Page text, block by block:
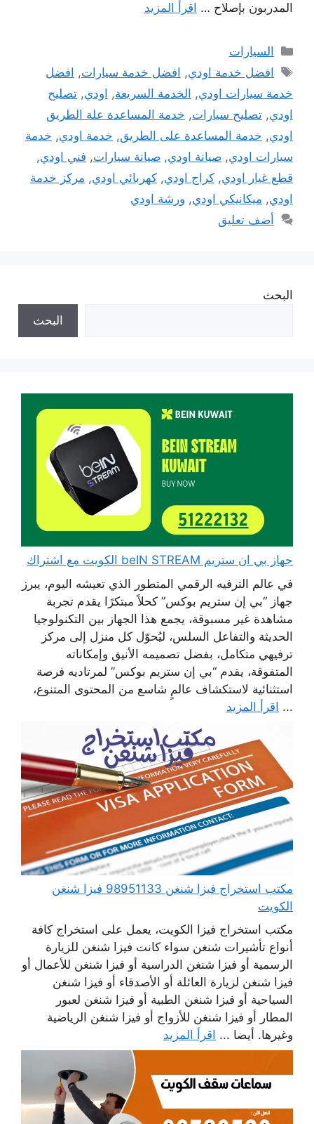
المدربون بإصلاح … اقرأ المزيد
التصنيفات
السيارات
الوسوم
افضل خدمة اودي, افضل خدمة سيارات, افضل
خدمة سيارات اودي, الخدمة السريعة, اودي, تصليح
اودي, تصليح سيارات, خدمة المساعدة علة الطريق
اودي, خدمة المساعدة على الطريق, خدمة اودي, خدمة
سيارات اودي, صيانة اودي, صيانة سيارات, فني اودي,
قطع غيار اودي, كراج اودي, كهربائي اودي, مركز خدمة
اودي, ميكانيكي اودي, ورشة اودي
أضف تعليق
البحث
البحث
جهاز بي ان ستريم beIN STREAM الكويت مع اشتراك
في عالم الترفيه الرقمي المتطور الذي تعيشه اليوم، يبرز
جهاز “بي إن ستريم بوكس” كحلاً مبتكرًا يقدم تجربة
مشاهدة غير مسبوقة، يجمع هذا الجهاز بين التكنولوجيا
الحديثة والتفاعل السلس، ليُحوّل كل منزل إلى مركز
ترفيهي متكامل، بفضل تصميمه الأنيق وإمكاناته
المتفوقة، يقدم “بي إن ستريم بوكس” لمرتاديه فرصة
استثنائية لاستكشاف عالمٍ شاسع من المحتوى المتنوع،
... اقرأ المزيد
مكتب استخراج فيزا شنغن 98951133 فيزا شنغن
الكويت
مكتب استخراج فيزا الكويت، يعمل على استخراج كافة
أنواع تأشيرات شنغن سواء كانت فيزا شنغن للزيارة
الرسمية أو فيزا شنغن الدراسية أو فيزا شنغن للأعمال أو
فيزا شنغن لزيارة العائلة أو الأصدقاء أو فيزا شنغن
السياحية أو فيزا شنغن الطبية أو فيزا شنغن لعبور
المطار أو فيزا شنغن للأزواج أو فيزا شنغن الرياضية
وغيرها. أيضا ... اقرأ المزيد